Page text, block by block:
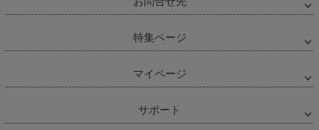
特集ページ
マイページ
サポート